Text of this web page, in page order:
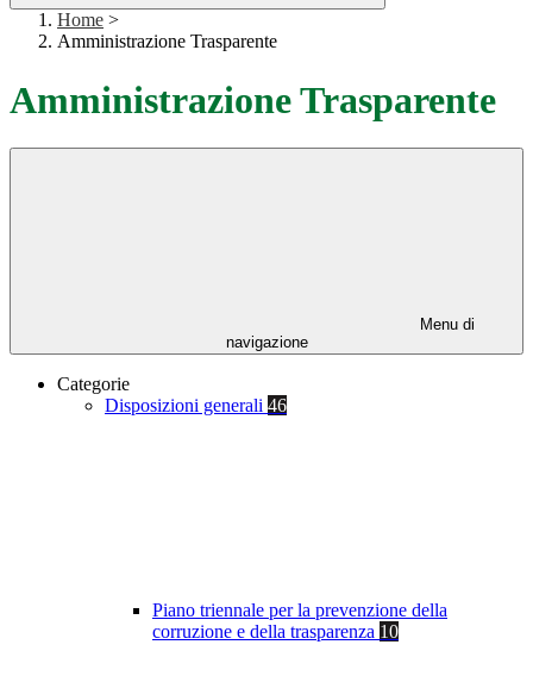
Home >
Amministrazione Trasparente
Amministrazione Trasparente
Menu di
navigazione
Categorie
Disposizioni generali 46
Piano triennale per la prevenzione della
corruzione e della trasparenza 10